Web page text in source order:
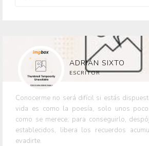
ADRIÁN SIXTO
ESCRITOR
Conocerme no será difícil si estás
vida es como la poesía, solo unos
como se merece; para conseguirlo,
establecidos, libera los recuerdos
evadirte.